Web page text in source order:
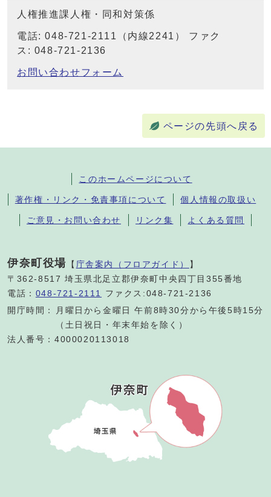
人権推進課人権・同和対策係
電話: 048-721-2111（内線2241） ファク
ス: 048-721-2136
お問い合わせフォーム
ページの先頭へ戻る
このホームページについて
著作権・リンク・免責事項について 個人情報の取扱い
ご意見・お問い合わせ リンク集 よくある質問
伊奈町役場 【 庁舎案内（フロアガイド） 】
〒362-8517 埼玉県北足立郡伊奈町中央四丁目355番地
電話： 048-721-2111
ファクス:048-721-2136
開庁時間：
月曜日から金曜日 午前8時30分から午後5時15分
（土日祝日・年末年始を除く）
法人番号：4000020113018